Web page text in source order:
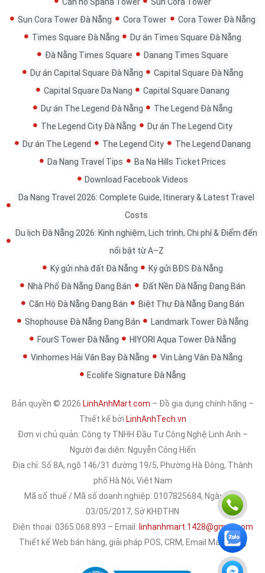
Sun Cora Tower Đà Nẵng
Cora Tower
Cora Tower Đà Nẵng
Times Square Đà Nẵng
Dự án Times Square Đà Nẵng
Đà Nẵng Times Square
Danang Times Square
Dự án Capital Square Đà Nẵng
Capital Square Đà Nẵng
Capital Square Da Nang
Capital Square Danang
Dự án The Legend Đà Nẵng
The Legend Đà Nẵng
The Legend City Đà Nẵng
Dự án The Legend City
Dự án The Legend
The Legend City
The Legend Danang
Da Nang Travel Tips
Ba Na Hills Ticket Prices
Download Facebook Videos
Da Nang Travel 2026: Complete Guide, Itinerary & Latest Travel
Costs
Du lịch Đà Nẵng 2026: Kinh nghiệm, Lịch trình, Chi phí & Điểm đến
nổi bật từ A–Z
Ký gửi nhà đất Đà Nẵng
Ký gửi BĐS Đà Nẵng
Nhà Phố Đà Nẵng Đang Bán
Đất Nền Đà Nẵng Đang Bán
Căn Hộ Đà Nẵng Đang Bán
Biệt Thự Đà Nẵng Đang Bán
Shophouse Đà Nẵng Đang Bán
Landmark Tower Đà Nẵng
FourS Tower Đà Nẵng
HIYORI Aqua Tower Đà Nẵng
Vinhomes Hải Vân Bay Đà Nẵng
Vin Làng Vân Đà Nẵng
Ecolife Signature Đà Nẵng
Bản quyền © 2026 LinhAnhMart.com – Đồ gia dụng chính hãng –
Thiết kế bởi LinhAnhTech.vn
Đơn vị chủ quản: Công ty TNHH Đầu Tư Công Nghệ Linh Anh –
Người đại diện: Nguyễn Công Hiến
Địa chỉ: Số 8A, ngõ 146/31 đường 19/5, Phường Hà Đông, Thành
phố Hà Nội, Việt Nam
Mã số thuế / Mã số doanh nghiệp: 0107825684, Ngày cấp:
03/05/2017, Sở KHĐTHN
Điện thoại: 0365.068.893 – Email: linhanhmart.1428@gmail.com
Thiết kế Web bán hàng, giải pháp POS, CRM, Email Marketing